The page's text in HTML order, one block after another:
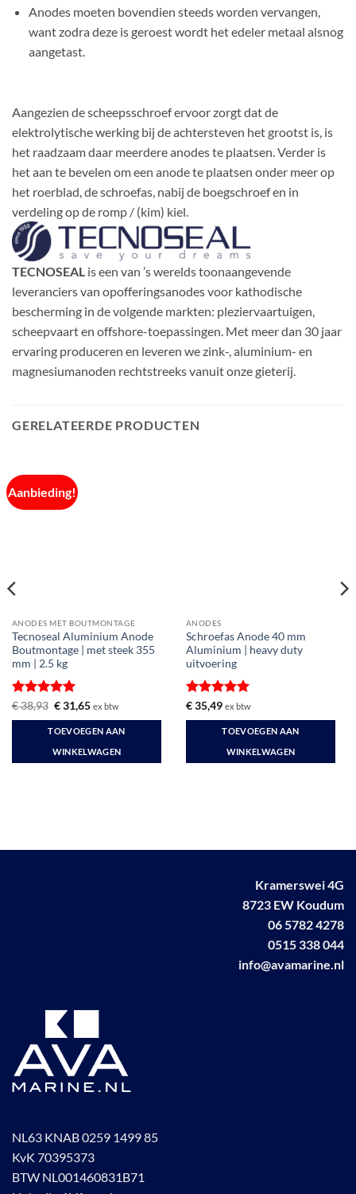
Anodes moeten bovendien steeds worden vervangen,
want zodra deze is geroest wordt het edeler metaal alsnog
aangetast.
Aangezien de scheepsschroef ervoor zorgt dat de
elektrolytische werking bij de achtersteven het grootst is, is
het raadzaam daar meerdereanodeste plaatsen. Verder is
het aan te bevelen om een anode te plaatsen onder meer op
het roerblad, de schroefas, nabij de boegschroef en in
verdeling op de romp / (kim) kiel.
TECNOSEAL is een van ’s werelds toonaangevende
leveranciers van opofferingsanodes voor kathodische
bescherming in de volgende markten: pleziervaartuigen,
scheepvaart en offshore-toepassingen. Met meer dan 30 jaar
ervaring produceren en leveren we zink-, aluminium- en
magnesiumanoden rechtstreeks vanuit onze gieterij.
GERELATEERDE PRODUCTEN
Aanbieding!
ANODES MET BOUTMONTAGE
Tecnoseal Aluminium Anode
Boutmontage | met steek 355
mm | 2.5 kg
Gewaardeerd
5uit 5
€38,93 Oorspronkelijke
was:
€ 38,93.
€31,65Huidige
is:
€ 31,65.
ex btw
TOEVOEGEN AAN
WINKELWAGEN
ANODES
Schroefas Anode 40 mm
Aluminium | heavy duty
uitvoering
Gewaardeerd
5uit 5
€35,49 ex btw
TOEVOEGEN AAN
WINKELWAGEN
Kramerswei 4G
8723 EW Koudum
06 5782 4278
0515 338 044
info@avamarine.nl
NL63 KNAB 0259 1499 85
KvK 70395373
BTW NL001460831B71